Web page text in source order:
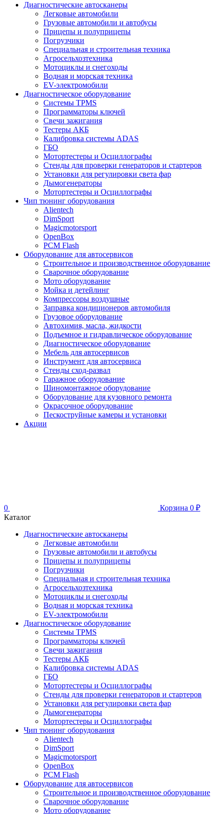
Диагностические автосканеры
Легковые автомобили
Грузовые автомобили и автобусы
Прицепы и полуприцепы
Погрузчики
Специальная и строительная техника
Агросельхозтехника
Мотоциклы и снегоходы
Водная и морская техника
EV-электромобили
Диагностическое оборудование
Системы TPMS
Программаторы ключей
Свечи зажигания
Тестеры АКБ
Калибровка системы ADAS
ГБО
Мотортестеры и Осциллографы
Стенды для проверки генераторов и стартеров
Установки для регулировки света фар
Дымогенераторы
Мотортестеры и Осциллографы
Чип тюнинг оборудования
Alientech
DimSport
Magicmotorsport
OpenBox
PCM Flash
Оборудование для автосервисов
Строительное и производственное оборудование
Сварочное оборудование
Мото оборудование
Мойка и детейлинг
Компрессоры воздушные
Заправка кондиционеров автомобиля
Грузовое оборудование
Автохимия, масла, жидкости
Подъемное и гидравлическое оборудование
Диагностическое оборудование
Мебель для автосервисов
Инструмент для автосервиса
Стенды сход-развал
Гаражное оборудование
Шиномонтажное оборудование
Оборудование для кузовного ремонта
Окрасочное оборудование
Пескоструйные камеры и установки
Акции
0 Корзина 0 ₽
Каталог
Диагностические автосканеры
Легковые автомобили
Грузовые автомобили и автобусы
Прицепы и полуприцепы
Погрузчики
Специальная и строительная техника
Агросельхозтехника
Мотоциклы и снегоходы
Водная и морская техника
EV-электромобили
Диагностическое оборудование
Системы TPMS
Программаторы ключей
Свечи зажигания
Тестеры АКБ
Калибровка системы ADAS
ГБО
Мотортестеры и Осциллографы
Стенды для проверки генераторов и стартеров
Установки для регулировки света фар
Дымогенераторы
Мотортестеры и Осциллографы
Чип тюнинг оборудования
Alientech
DimSport
Magicmotorsport
OpenBox
PCM Flash
Оборудование для автосервисов
Строительное и производственное оборудование
Сварочное оборудование
Мото оборудование